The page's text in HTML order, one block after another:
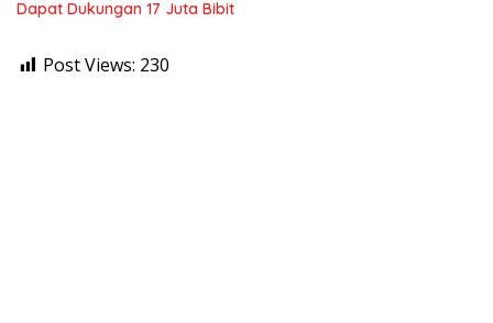
Dapat Dukungan 17 Juta Bibit
Post Views: 230